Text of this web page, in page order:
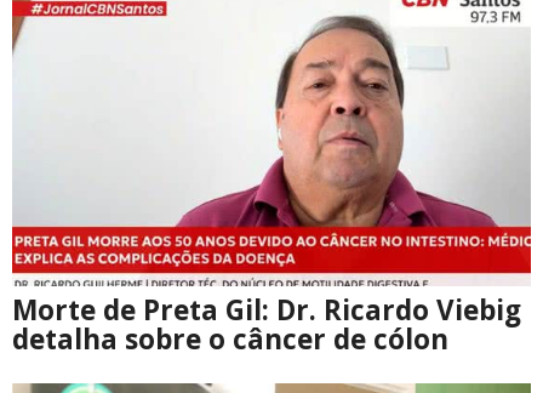
Morte de Preta Gil: Dr. Ricardo Viebig
detalha sobre o câncer de cólon